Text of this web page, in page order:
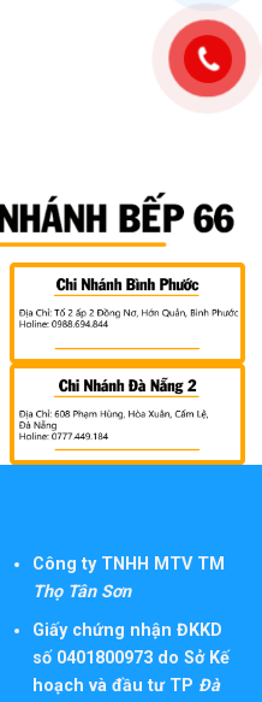
Công ty TNHH MTV TM
Thọ Tân Sơn
Giấy chứng nhận ĐKKD
số 0401800973 do Sở Kế
hoạch và đầu tư TP Đà